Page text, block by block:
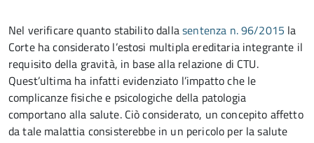
Nel verificare quanto stabilito dallasentenza n. 96/2015 la
Corte ha considerato l’estosi multipla ereditaria integrante il
requisito della gravità, in base alla relazione di CTU.
Quest’ultima ha infatti evidenziato l’impatto che le
complicanze fisiche e psicologiche della patologia
comportano alla salute. Ciò considerato, un concepito affetto
da tale malattia consisterebbe in un pericolo per la salute